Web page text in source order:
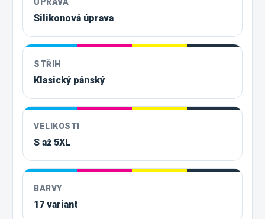
ÚPRAVA
Silikonová úprava
STŘIH
Klasický pánský
VELIKOSTI
S až 5XL
BARVY
17 variant